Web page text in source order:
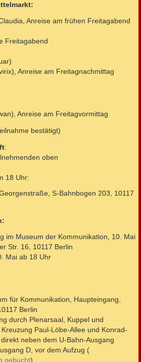
Anreise am frühen Freitagabend
Freitagabend
Anreise am Freitagnachmittag
Anreise am Freitagvormittag
bestätigt)
:
oben
18 Uhr:
S-Bahnbogen 203, 10117
im Museum der Kommunikation, 10. Mai
Str. 16, 10117 Berlin
Mai ab 18 Uhr
für Kommunikation, Haupteingang,
Berlin
durch Plenarsaal, Kuppel und
Paul-Löbe-Allee und Konrad-
neben dem U-Bahn-Ausgang
D, vor dem Aufzug (
gebucht)